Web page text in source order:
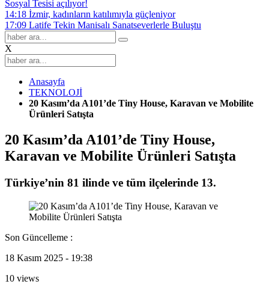
Sosyal Tesisi açılıyor!
14:18 İzmir, kadınların katılımıyla güçleniyor
17:09 Latife Tekin Manisalı Sanatseverlerle Buluştu
X
Anasayfa
TEKNOLOJİ
20 Kasım’da A101’de Tiny House, Karavan ve Mobilite
Ürünleri Satışta
20 Kasım’da A101’de Tiny House,
Karavan ve Mobilite Ürünleri Satışta
Türkiye’nin 81 ilinde ve tüm ilçelerinde 13.
Son Güncelleme :
18 Kasım 2025 - 19:38
10 views